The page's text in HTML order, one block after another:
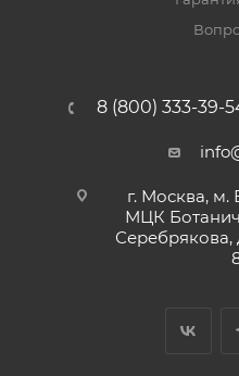
8 (800) 333-39-
г. Москва, м.
МЦК
Серебрякова,